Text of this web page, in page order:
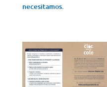
necesitamos.